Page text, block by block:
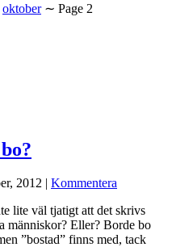
oktober ∼ Page 2
2012
Kommentera
lite väl tjatigt att det skrivs
människor? Eller? Borde bo
”bostad” finns med, tack